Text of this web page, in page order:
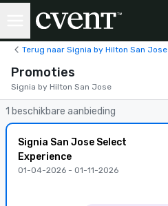
Terug naar Signia by Hilton San Jose
Promoties
Signia by Hilton San Jose
1 beschikbare aanbieding
Signia San Jose Select
Experience
01-04-2026 - 01-11-2026